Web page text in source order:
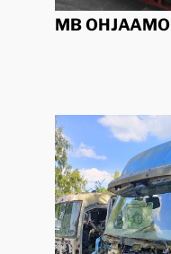
MB OHJAAMO